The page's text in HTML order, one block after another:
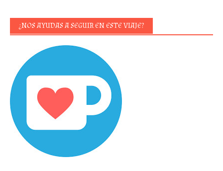
¿NOS AYUDAS A SEGUIR EN ESTE VIAJE?